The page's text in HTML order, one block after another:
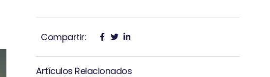
Compartir:
Artículos Relacionados